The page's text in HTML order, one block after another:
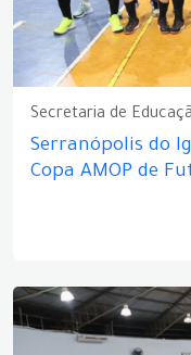
Secretaria de
Serranópolis do
Copa AMOP de